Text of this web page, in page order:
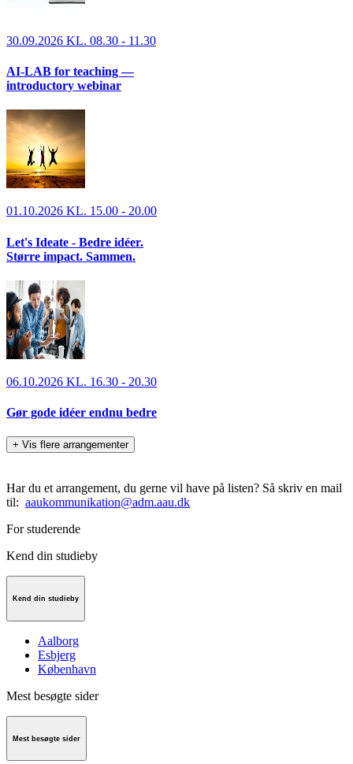
30.09.2026 KL. 08.30 - 11.30
AI-LAB for teaching —
introductory webinar
01.10.2026 KL. 15.00 - 20.00
Let's Ideate - Bedre idéer.
Større impact. Sammen.
06.10.2026 KL. 16.30 - 20.30
Gør gode idéer endnu bedre
+ Vis flere arrangementer
Har du et arrangement, du gerne vil have på listen? Så skriv en mail
til: aaukommunikation@adm.aau.dk
For studerende
Kend din studieby
Kend din studieby
Aalborg
Esbjerg
København
Mest besøgte sider
Mest besøgte sider